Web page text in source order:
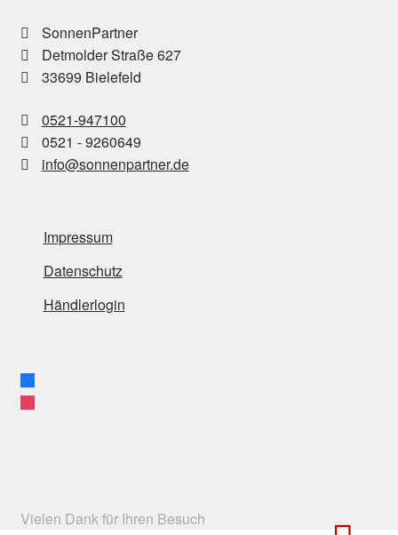
SonnenPartner
Detmolder Straße 627
33699 Bielefeld
0521-947100
0521 - 9260649
info@sonnenpartner.de
Impressum
Datenschutz
Händlerlogin
facebook
instagram
Vielen Dank für Ihren Besuch